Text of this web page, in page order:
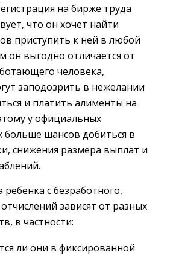
на бирже труда
что он хочет найти
приступить к ней в любой
он выгодно отличается от
человека,
заподозрить в нежелании
и платить алименты на
у официальных
больше шансов добиться в
снижения размера выплат и
с безработного,
зависят от разных
в частности:
ли они в фиксированной